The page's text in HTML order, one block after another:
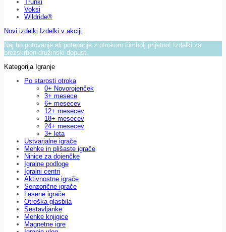
Trunki
Voksi
Wildride®
Novi izdelki Izdelki v akciji
Naj bo potovanje ali potepanje z otrokom čimbolj prijetno! Izdelki za
brezskrben družinski dopust.
Kategorija Igranje
Po starosti otroka
0+ Novorojenček
3+ mesece
6+ mesecev
12+ mesecev
18+ mesecev
24+ mesecev
3+ leta
Ustvarjalne igrače
Mehke in plišaste igrače
Ninice za dojenčke
Igralne podloge
Igralni centri
Aktivnostne igrače
Senzorične igrače
Lesene igrače
Otroška glasbila
Sestavljanke
Mehke knjigice
Magnetne igre